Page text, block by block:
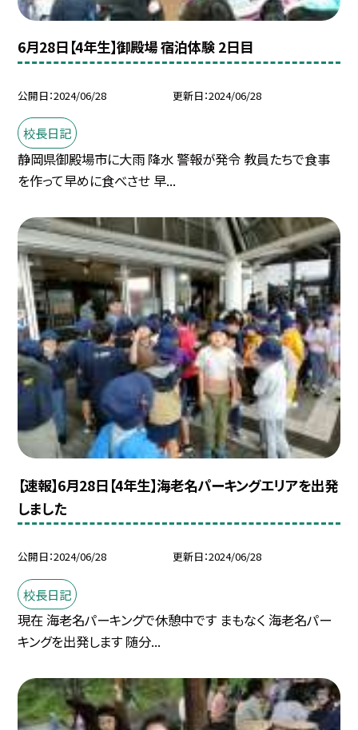
6月28日【4年生】御殿場 宿泊体験 2日目
公開日 2024/06/28 更新日 2024/06/28
校長日記
静岡県御殿場市に大雨 降水 警報が発令 教員たちで食事
を作って早めに食べさせ 早...
【速報】6月28日【4年生】海老名パーキングエリアを出発
しました
公開日 2024/06/28 更新日 2024/06/28
校長日記
現在 海老名パーキングで休憩中です まもなく 海老名パー
キングを出発します 随分...